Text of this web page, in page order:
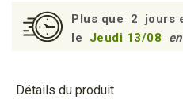
Plus que 2 jours
le
Jeudi 13/08
Détails du produit